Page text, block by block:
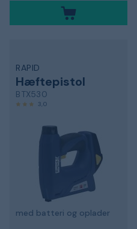
RAPID
Hæftepistol
BTX530
3,0
med batteri og oplader